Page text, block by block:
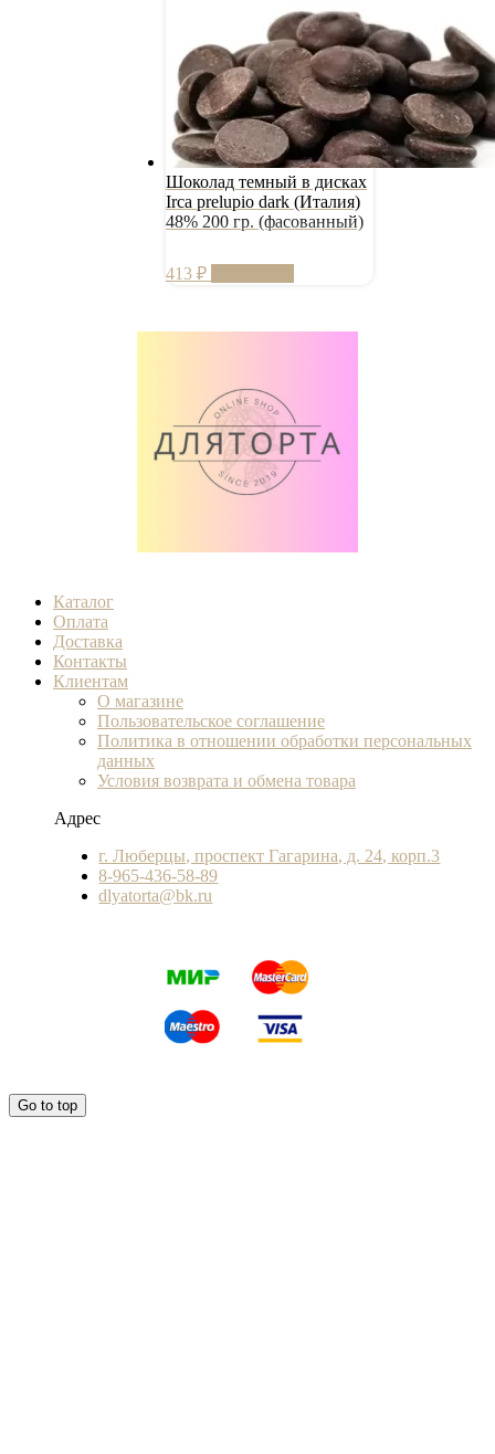
Шоколад темный в дисках
Irca prelupio dark (Италия)
48% 200 гр. (фасованный)
413 ₽
Каталог
Оплата
Доставка
Контакты
Клиентам
О магазине
Пользовательское соглашение
Политика в отношении обработки персональных
данных
Условия возврата и обмена товара
Адрес
г. Люберцы, проспект Гагарина, д. 24, корп.3
8-965-436-58-89
dlyatorta@bk.ru
Go to top